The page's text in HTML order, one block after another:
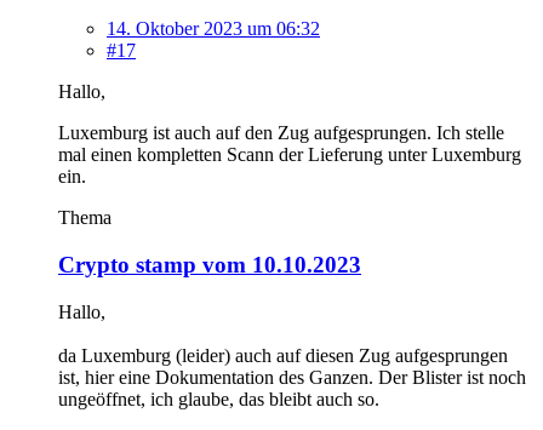
14. Oktober 2023 um 06:32
#17
Hallo,
Luxemburg ist auch auf den Zug aufgesprungen. Ich stelle
mal einen kompletten Scann der Lieferung unter Luxemburg
ein.
Thema
Crypto stamp vom 10.10.2023
Hallo,
da Luxemburg (leider) auch auf diesen Zug aufgesprungen
ist, hier eine Dokumentation des Ganzen. Der Blister ist noch
ungeöffnet, ich glaube, das bleibt auch so.